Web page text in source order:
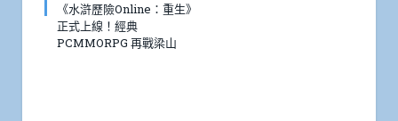
《水滸歷險Online：重生》
正式上線！經典
PCMMORPG 再戰梁山